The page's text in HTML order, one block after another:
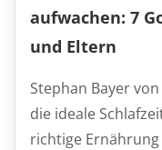
aufwachen: 7
und Eltern
Stephan Bayer
die ideale
richtige